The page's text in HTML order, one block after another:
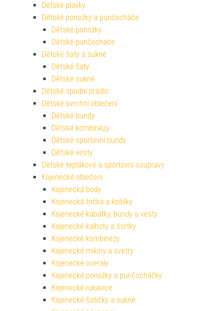
Dětské plavky
Dětské ponožky a punčocháče
Dětské ponožky
Dětské punčocháče
Dětské šaty a sukně
Dětské šaty
Dětské sukně
Dětské spodní prádlo
Dětské svrchní oblečení
Dětské bundy
Dětské kombinézy
Dětské sportovní bundy
Dětské vesty
Dětské teplákové a sportovní soupravy
Kojenecké oblečení
Kojenecká body
Kojenecká trička a košilky
Kojenecké kabátky, bundy a vesty
Kojenecké kalhoty a šortky
Kojenecké kombinézy
Kojenecké mikiny a svetry
Kojenecké overaly
Kojenecké ponožky a punčocháčky
Kojenecké rukavice
Kojenecké šatičky a sukně